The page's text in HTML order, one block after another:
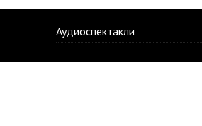
Аудиоспектакли